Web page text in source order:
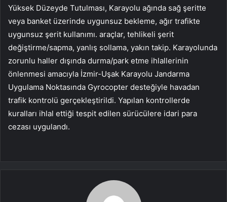
Yüksek Düzeyde Tutulması, Karayolu ağında sağ şeritte
veya banket üzerinde uygunsuz bekleme, ağır trafikte
uygunsuz şerit kullanımı. araçlar, tehlikeli şerit
değiştirme/sapma, yanlış sollama, yakın takip. Karayolunda
zorunlu haller dışında durma/park etme ihlallerinin
önlenmesi amacıyla İzmir-Uşak Karayolu Jandarma
Uygulama Noktasında Gyrocopter desteğiyle havadan
trafik kontrolü gerçekleştirildi. Yapılan kontrollerde
kuralları ihlal ettiği tespit edilen sürücülere idari para
cezası uygulandı.